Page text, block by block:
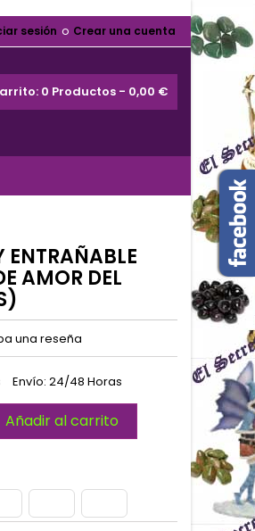
sesión o Crear una cuenta
0 Productos - 0,00 €
ENTRAÑABLE
AMOR DEL
una reseña
Envío: 24/48 Horas
Añadir al carrito